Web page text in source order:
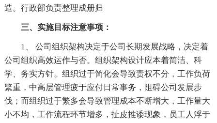
造。行政部负责整理成册归
三、实施目标注意事项：
1、 公司组织架构决定于公司长期发展战略，决定着
公司组织高效运作与否。组织架构设计应本着简洁、科
学、务实方针。组织过于简化会导致责权不分，工作负荷
繁重，中高层管理疲于应付日常事务，阻碍公司发展步
伐；而组织过于繁多会导致管理成本不断增大，工作量大
小不均，工作流程环节增多，扯皮推诿现象，员工人浮于